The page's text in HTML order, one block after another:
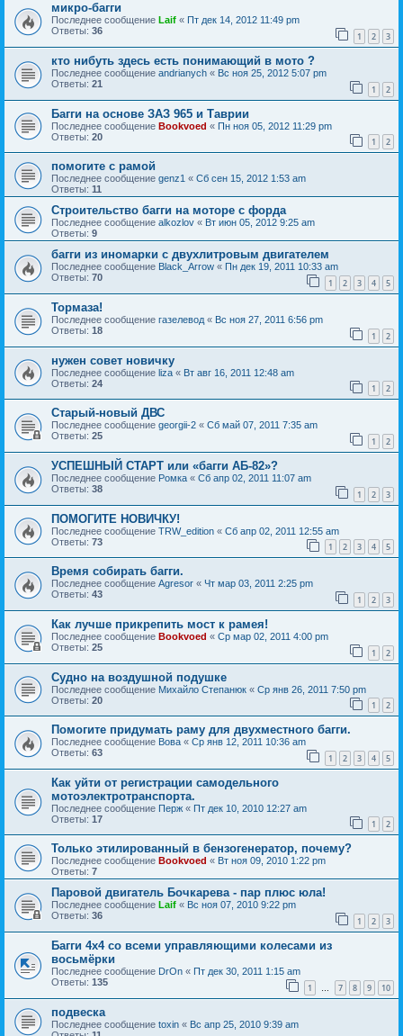
микро-багги
Последнее сообщение Laif « Пт дек 14, 2012 11:49 pm
Ответы: 36 1 2 3
кто нибуть здесь есть понимающий в мото ?
Последнее сообщение andrianych « Вс ноя 25, 2012 5:07 pm
Ответы: 21 1 2
Багги на основе ЗАЗ 965 и Таврии
Последнее сообщение Bookvoed « Пн ноя 05, 2012 11:29 pm
Ответы: 20 1 2
помогите с рамой
Последнее сообщение genz1 « Сб сен 15, 2012 1:53 am
Ответы: 11
Строительство багги на моторе с форда
Последнее сообщение alkozlov « Вт июн 05, 2012 9:25 am
Ответы: 9
багги из иномарки с двухлитровым двигателем
Последнее сообщение Black_Arrow « Пн дек 19, 2011 10:33 am
Ответы: 70 1 2 3 4 5
Тормаза!
Последнее сообщение газелевод « Вс ноя 27, 2011 6:56 pm
Ответы: 18 1 2
нужен совет новичку
Последнее сообщение liza « Вт авг 16, 2011 12:48 am
Ответы: 24 1 2
Старый-новый ДВС
Последнее сообщение georgii-2 « Сб май 07, 2011 7:35 am
Ответы: 25 1 2
УСПЕШНЫЙ СТАРТ или «багги АБ-82»?
Последнее сообщение Ромка « Сб апр 02, 2011 11:07 am
Ответы: 38 1 2 3
ПОМОГИТЕ НОВИЧКУ!
Последнее сообщение TRW_edition « Сб апр 02, 2011 12:55 am
Ответы: 73 1 2 3 4 5
Время собирать багги.
Последнее сообщение Agresor « Чт мар 03, 2011 2:25 pm
Ответы: 43 1 2 3
Как лучше прикрепить мост к рамея!
Последнее сообщение Bookvoed « Ср мар 02, 2011 4:00 pm
Ответы: 25 1 2
Судно на воздушной подушке
Последнее сообщение Михайло Степанюк « Ср янв 26, 2011 7:50 pm
Ответы: 20 1 2
Помогите придумать раму для двухместного багги.
Последнее сообщение Вова « Ср янв 12, 2011 10:36 am
Ответы: 63 1 2 3 4 5
Как уйти от регистрации самодельного
мотоэлектротранспорта.
Последнее сообщение Перж « Пт дек 10, 2010 12:27 am
Ответы: 17 1 2
Только этилированный в бензогенератор, почему?
Последнее сообщение Bookvoed « Вт ноя 09, 2010 1:22 pm
Ответы: 7
Паровой двигатель Бочкарева - пар плюс юла!
Последнее сообщение Laif « Вс ноя 07, 2010 9:22 pm
Ответы: 36 1 2 3
Багги 4х4 со всеми управляющими колесами из
восьмёрки
Последнее сообщение DrOn « Пт дек 30, 2011 1:15 am
Ответы: 135 1 … 7 8 9 10
подвеска
Последнее сообщение toxin « Вс апр 25, 2010 9:39 am